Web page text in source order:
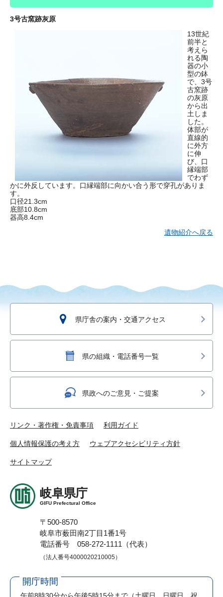
3号古窯跡灰原
13世紀
前半と
考えら
れる陶
器の小
型の鉢
で、3号
古窯跡
の灰原
から出
土しま
した。
体部が
直線的
に外方
に伸
び、口
縁端部
でわず
かに外反しています。口縁端部に向かい合う形で穿孔がありま
す。
口径21.3cm
底部10.8cm
器高8.4cm
遺物紹介へ戻る
県庁舎の案内・交通アクセス
県の組織・電話番号一覧
県政へのご意見・ご提案
リンク・著作権・免責事項 利用ガイド
個人情報保護の考え方 ウェブアクセシビリティ方針
サイトマップ
岐阜県庁
GIFU Prefectural Office
〒500-8570
岐阜市薮田南2丁目1番1号
電話番号 058-272-1111（代表）
（法人番号4000020210005）
開庁時間